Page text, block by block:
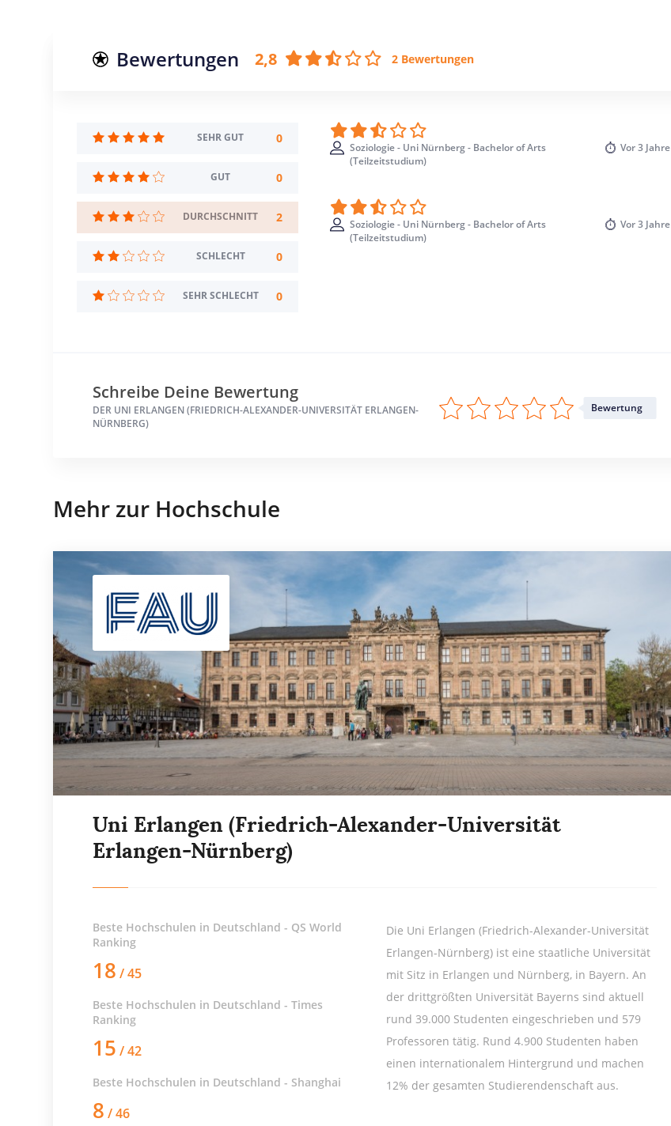
Bewertungen 2,8 2 Bewertungen
SEHR GUT 0
GUT 0
DURCHSCHNITT 2
SCHLECHT 0
SEHR SCHLECHT 0
Soziologie - Uni Nürnberg - Bachelor of Arts
(Teilzeitstudium)
Vor3 Jahre
Soziologie - Uni Nürnberg - Bachelor of Arts
(Teilzeitstudium)
Vor3 Jahre
Schreibe Deine Bewertung
DER UNI ERLANGEN (FRIEDRICH-ALEXANDER-UNIVERSITÄT ERLANGEN-
NÜRNBERG)
Bewertung
Mehr zur Hochschule
Uni Erlangen (Friedrich-Alexander-Universität
Erlangen-Nürnberg)
Beste Hochschulen in Deutschland - QS World
Ranking
18 / 45
Beste Hochschulen in Deutschland - Times
Ranking
15 / 42
Beste Hochschulen in Deutschland - Shanghai
8 / 46
Die Uni Erlangen (Friedrich-Alexander-Universität
Erlangen-Nürnberg) ist eine staatliche Universität
mit Sitz in Erlangen und Nürnberg, in Bayern. An
der drittgrößten Universität Bayerns sind aktuell
rund 39.000 Studenten eingeschrieben und 579
Professoren tätig. Rund 4.900 Studenten haben
einen internationalem Hintergrund und machen
12% der gesamten Studierendenschaft aus.